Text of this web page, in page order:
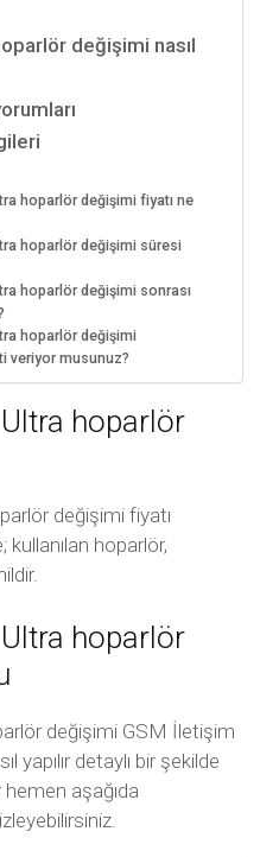
değişimi nasıl
hoparlör değişimi fiyatı ne
hoparlör değişimi süresi
hoparlör değişimi sonrası
hoparlör değişimi
veriyor musunuz?
hoparlör
değişimi fiyatı
kullanılan hoparlör,
hoparlör
değişimi GSM İletişim
yapılır detaylı bir şekilde
aşağıda